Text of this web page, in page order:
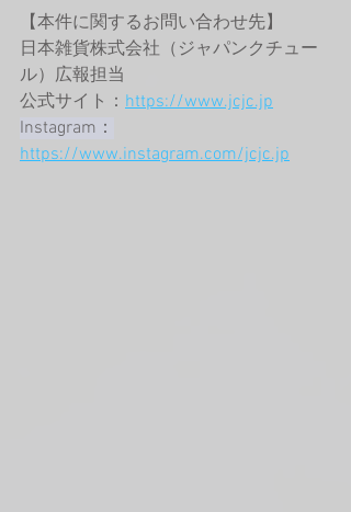
【本件に関するお問い合わせ先】
日本雑貨株式会社（ジャパンクチュー
ル）広報担当
公式サイト： https://www.jcjc.jp
Instagram：
https://www.instagram.com/jcjc.jp